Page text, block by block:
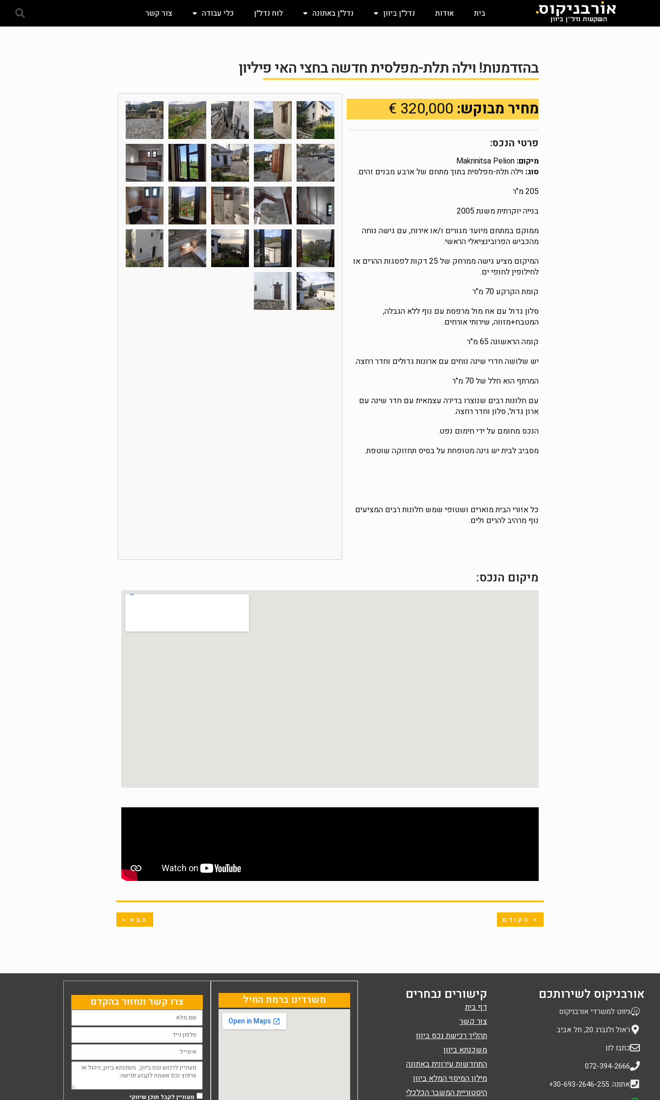
בית אודות נדל"ן ביוון נדל"ן באתונה לוח נדל"ן כלי עבודה צור קשר
בהזדמנות! וילה תלת-מפלסית חדשה בחצי האי פיליון
מחיר מבוקש:
פרטי הנכס:
מיקום:
סוג: וילה תלת-מפלסית בתוך מתחם של ארבע מבנים זהים.
205 מ"ר
בנייה יוקרתית משנת 2005
ממוקם במתחם מיועד מגורים ו/או אירוח, עם גישה נוחה
מהכביש הפרובינציאלי הראשי.
המיקום מציע גישה ממרחק של 25 דקות לפסגות ההרים או
לחילופין לחופי ים.
קומת הקרקע 70 מ"ר
סלון גדול עם אח מול מרפסת עם נוף ללא הגבלה,
המטבח+מזווה, שירותי אורחים.
קומה הראשונה 65 מ"ר
יש שלושה חדרי שינה נוחים עם ארונות גדולים וחדר רחצה.
המרתף הוא חלל של 70 מ"ר
עם חלונות רבים שנוצרו בדירה עצמאית עם חדר שינה עם
ארון גדול, סלון וחדר רחצה.
הנכס מחומם על ידי חימום נפט.
מסביב לבית יש גינה מטופחת על בסיס תחזוקה שוטפת.
כל אזורי הבית מוארים ושטופי שמש חלונות רבים המציעים
נוף מרהיב להרים ולים.
מיקום הנכס:
« הקודם הבא »
אורבניקוס לשירותכם
ניווט למשרדי אורבניקוס
ראול ולנברג 20, תל אביב
כתבו לנו
072-394-2666
אתונה: 30-693-2646-255+
קישורים נבחרים
דף בית
צור קשר
תהליך רכישת נכס ביוון
משכנתא ביוון
התחדשות עירונית באתונה
מילון המיסוי המלא ביוון
היסטוריית המשבר הכלכלי
משרדינו ברמת החיל צרו קשר ונחזור בהקדם
מעוניין לקבל תוכן שיווקי